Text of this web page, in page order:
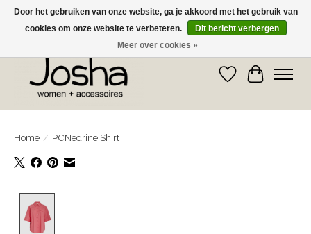
GRATIS OPHALEN IN DE WINKEL EN GRATIS VERZENDING VANAF € 75,00
Verlanglijst
Home / PCNedrine Shirt
Door het gebruiken van onze website, ga je akkoord met het gebruik van
cookies om onze website te verbeteren.
Dit bericht verbergen
Meer over cookies »